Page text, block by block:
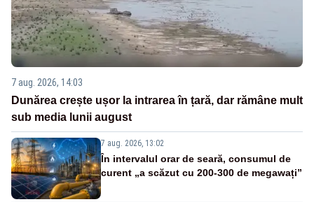
7 aug. 2026, 14:03
Dunărea crește ușor la intrarea în țară, dar rămâne mult
sub media lunii august
7 aug. 2026, 13:02
În intervalul orar de seară, consumul de
curent „a scăzut cu 200-300 de megawați”